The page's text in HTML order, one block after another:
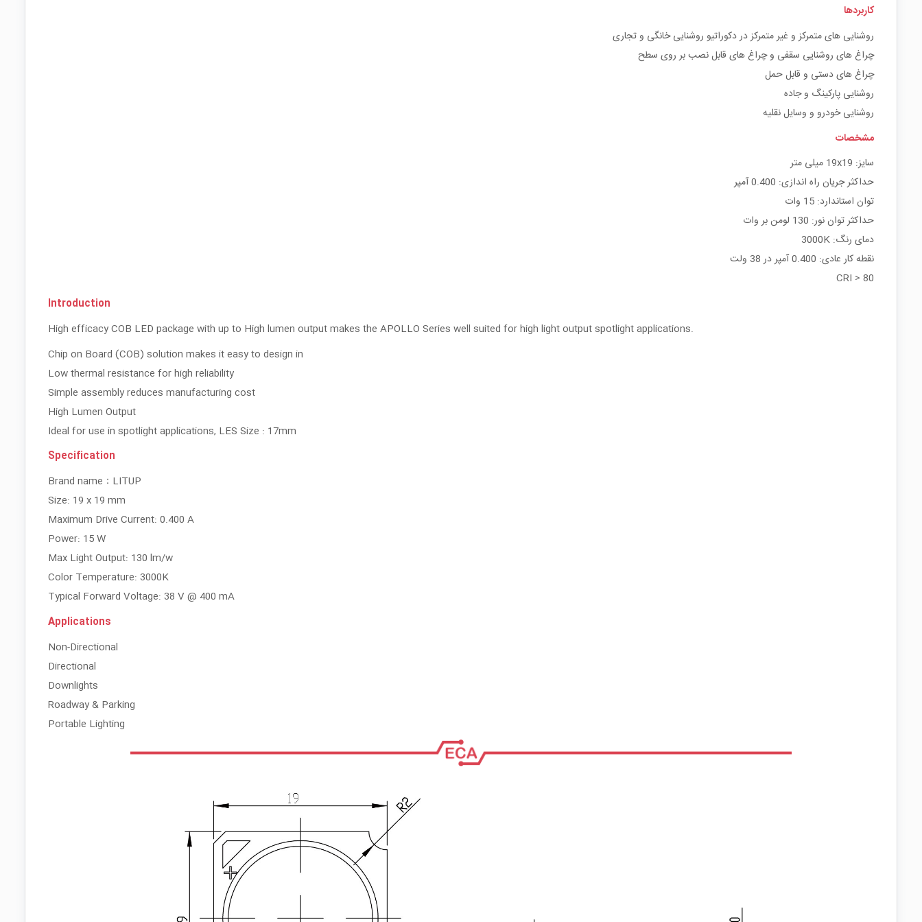
کاربردها
روشنایی های متمرکز و غیر متمرکز در دکوراتیو روشنایی خانگی و تجاری
چراغ های روشنایی سقفی و چراغ های قابل نصب بر روی سطح
چراغ های دستی و قابل حمل
روشنایی پارکینگ و جاده
روشنایی خودرو و وسایل نقلیه
مشخصات
سایز: 19x19 میلی متر
حداکثر جریان راه اندازی: 0.400 آمپر
توان استاندارد: 15 وات
حداکثر توان نور: 130 لومن بر وات
دمای رنگ: 3000K
نقطه کار عادی: 0.400 آمپر در 38 ولت
CRI > 80
Introduction
High efficacy COB LED package with up to High lumen output makes the APOLLO Series well suited for high light output spotlight applications.
Chip on Board (COB) solution makes it easy to design in
Low thermal resistance for high reliability
Simple assembly reduces manufacturing cost
High Lumen Output
Ideal for use in spotlight applications, LES Size : 17mm
Specification
Brand name：LITUP
Size: 19 x 19 mm
Maximum Drive Current: 0.400 A
Power: 15 W
Max Light Output: 130 lm/w
Color Temperature: 3000K
Typical Forward Voltage: 38 V @ 400 mA
Applications
Non-Directional
Directional
Downlights
Roadway & Parking
Portable Lighting